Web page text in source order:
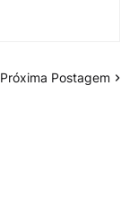
Próxima Postagem